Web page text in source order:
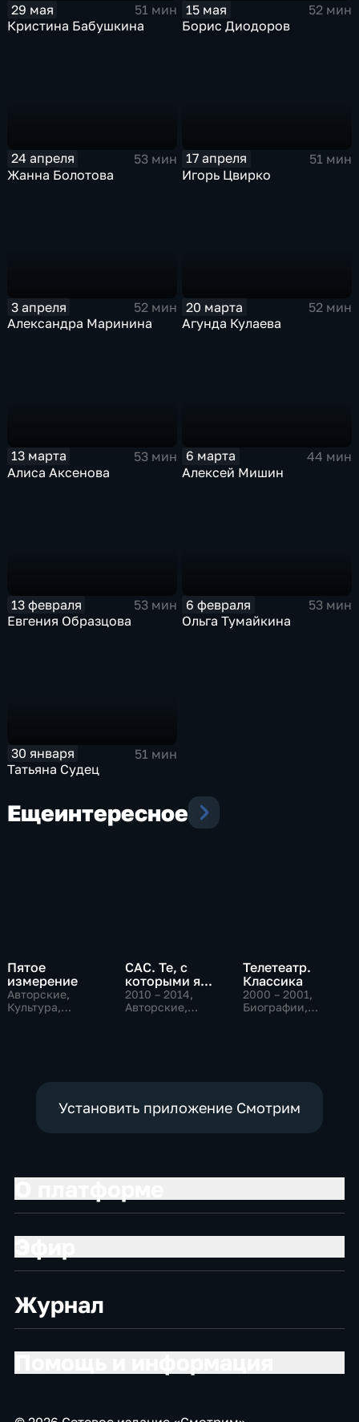
29 мая
51 мин
Кристина Бабушкина
15 мая
52 мин
Борис Диодоров
24 апреля
53 мин
Жанна Болотова
17 апреля
51 мин
Игорь Цвирко
3 апреля
52 мин
Александра Маринина
20 марта
52 мин
Агунда Кулаева
13 марта
53 мин
Алиса Аксенова
6 марта
44 мин
Алексей Мишин
13 февраля
53 мин
Евгения Образцова
6 февраля
53 мин
Ольга Тумайкина
30 января
51 мин
Татьяна Судец
Ещеинтересное
Пятое
измерение
Авторские,
Культура,
САС. Те, с
которыми я...
2010 – 2014,
Авторские,
Телетеатр.
Классика
2000 – 2001,
Биографии,
Установить приложение Смотрим
Журнал